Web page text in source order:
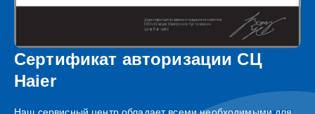
Сертификат авторизации СЦ
Haier
Наш сервисный центр обладает всеми необходимыми для